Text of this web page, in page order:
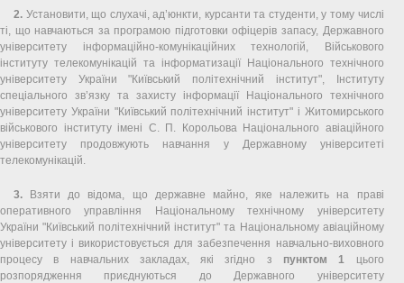
2. Установити, що слухачі, ад’юнкти, курсанти та студенти, у тому числі
ті, що навчаються за програмою підготовки офіцерів запасу, Державного
університету інформаційно-комунікаційних технологій, Військового
інституту телекомунікацій та інформатизації Національного технічного
університету України "Київський політехнічний інститут", Інституту
спеціального зв’язку та захисту інформації Національного технічного
університету України "Київський політехнічний інститут" і Житомирського
військового інституту імені С. П. Корольова Національного авіаційного
університету продовжують навчання у Державному університеті
телекомунікацій.
3. Взяти до відома, що державне майно, яке належить на праві
оперативного управління Національному технічному університету
України "Київський політехнічний інститут" та Національному авіаційному
університету і використовується для забезпечення навчально-виховного
процесу в навчальних закладах, які згідно з пунктом 1 цього
розпорядження приєднуються до Державного університету